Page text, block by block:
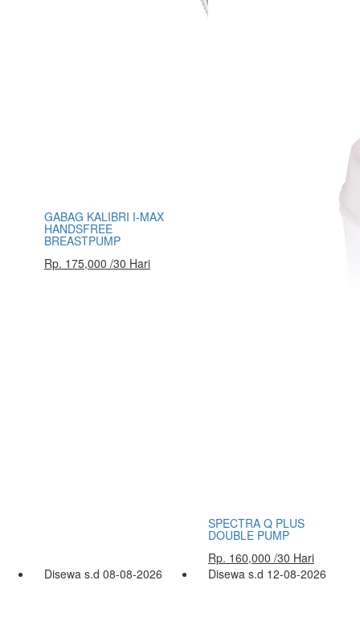
GABAG KALIBRI I-MAX
HANDSFREE
BREASTPUMP
Rp. 175,000 /30 Hari
SPECTRA Q PLUS
DOUBLE PUMP
Rp. 160,000 /30 Hari
Disewa s.d 08-08-2026
Disewa s.d 12-08-2026